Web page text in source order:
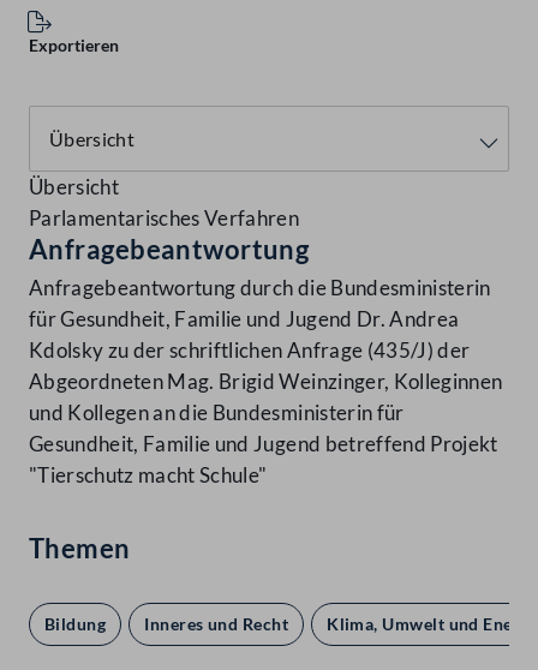
Exportieren
Übersicht
Parlamentarisches Verfahren
Anfragebeantwortung
Anfragebeantwortung durch die Bundesministerin
für Gesundheit, Familie und Jugend Dr. Andrea
Kdolsky zu der schriftlichen Anfrage (435/J) der
Abgeordneten Mag. Brigid Weinzinger, Kolleginnen
und Kollegen an die Bundesministerin für
Gesundheit, Familie und Jugend betreffend Projekt
"Tierschutz macht Schule"
Themen
Bildung Inneres und Recht Klima, Umwelt und